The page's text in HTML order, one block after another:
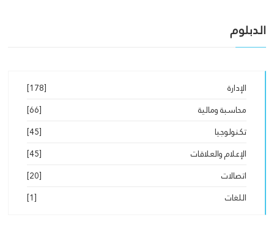
الدبلوم
الإدارة
[178]
محاسبة ومالية
[66]
تكنولوجيا
[45]
الإعلام والعلاقات
[45]
اتصالات
[20]
اللغات
[1]